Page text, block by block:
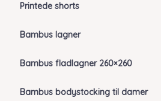
Printede shorts
Bambus lagner
Bambus fladlagner 260×260
Bambus bodystocking til damer